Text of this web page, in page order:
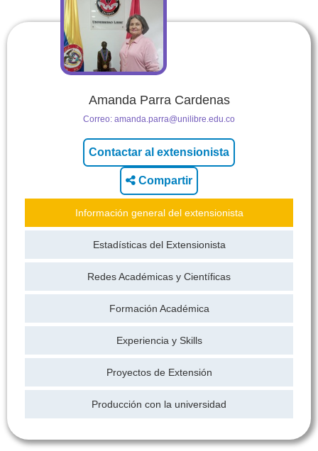
Amanda Parra Cardenas
Correo: amanda.parra@unilibre.edu.co
Compartir
Información general del extensionista
Estadísticas del Extensionista
Redes Académicas y Científicas
Formación Académica
Experiencia y Skills
Proyectos de Extensión
Producción con la universidad